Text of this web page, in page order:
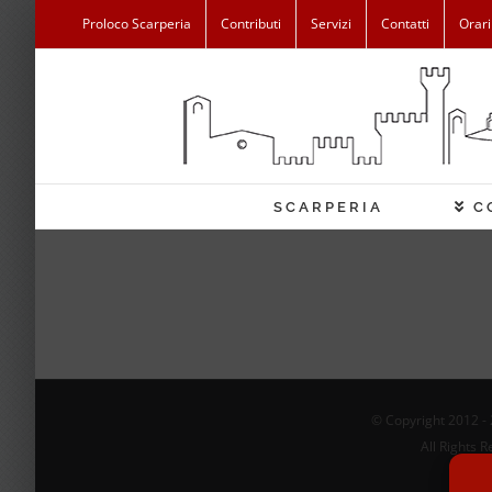
Proloco Scarperia Contributi Servizi Contatti
SCARPERIA
© Copyright 2012 -
All Rights